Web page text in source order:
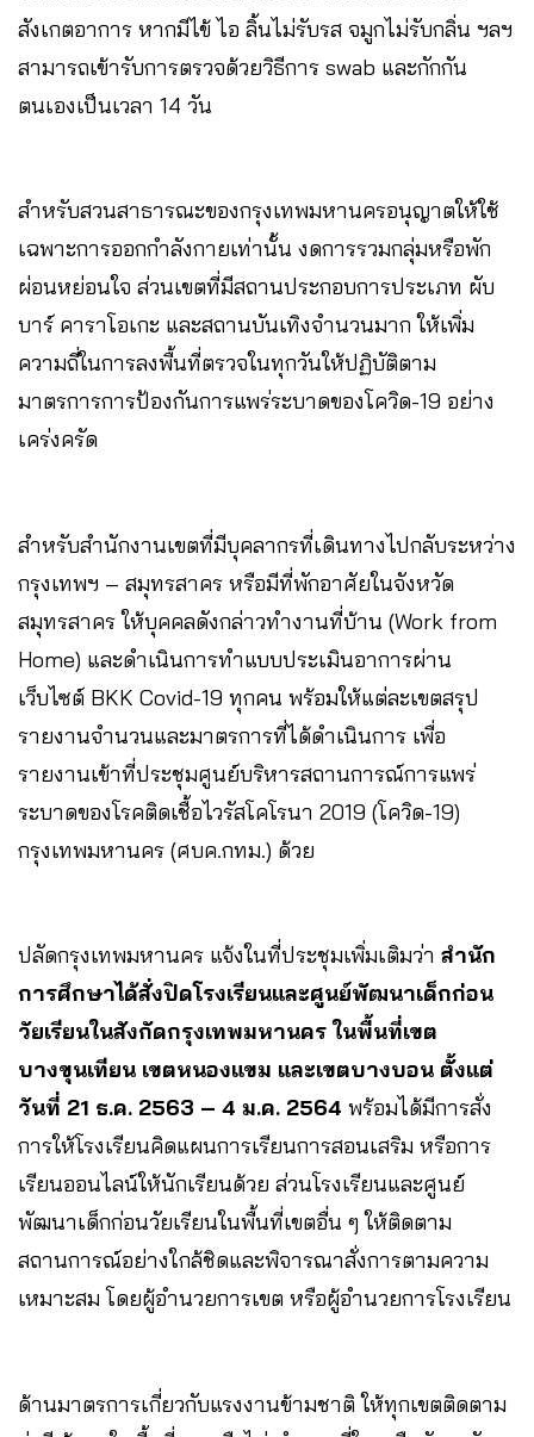
สังเกตอาการ หากมีไข้ ไอ ลิ้นไม่รับรส จมูกไม่รับกลิ่น ฯลฯ
สามารถเข้ารับการตรวจด้วยวิธีการ swab และกักกัน
ตนเองเป็นเวลา 14 วัน
สำหรับสวนสาธารณะของกรุงเทพมหานครอนุญาตให้ใช้
เฉพาะการออกกำลังกายเท่านั้น งดการรวมกลุ่มหรือพัก
ผ่อนหย่อนใจ ส่วนเขตที่มีสถานประกอบการประเภท ผับ
บาร์ คาราโอเกะ และสถานบันเทิงจำนวนมาก ให้เพิ่ม
ความถี่ในการลงพื้นที่ตรวจในทุกวันให้ปฏิบัติตาม
มาตรการการป้องกันการแพร่ระบาดของโควิด-19 อย่าง
เคร่งครัด
สำหรับสำนักงานเขตที่มีบุคลากรที่เดินทางไปกลับระหว่าง
กรุงเทพฯ – สมุทรสาคร หรือมีที่พักอาศัยในจังหวัด
สมุทรสาคร ให้บุคคลดังกล่าวทำงานที่บ้าน (Work from
Home) และดำเนินการทำแบบประเมินอาการผ่าน
เว็บไซต์ BKK Covid-19 ทุกคน พร้อมให้แต่ละเขตสรุป
รายงานจำนวนและมาตรการที่ได้ดำเนินการ เพื่อ
รายงานเข้าที่ประชุมศูนย์บริหารสถานการณ์การแพร่
ระบาดของโรคติดเชื้อไวรัสโคโรนา 2019 (โควิด-19)
กรุงเทพมหานคร (ศบค.กทม.) ด้วย
ปลัดกรุงเทพมหานคร แจ้งในที่ประชุมเพิ่มเติมว่า สำนัก
การศึกษาได้สั่งปิดโรงเรียนและศูนย์พัฒนาเด็กก่อน
วัยเรียนในสังกัดกรุงเทพมหานคร ในพื้นที่เขต
บางขุนเทียน เขตหนองแขม และเขตบางบอน ตั้งแต่
วันที่ 21 ธ.ค. 2563 – 4 ม.ค. 2564 พร้อมได้มีการสั่ง
การให้โรงเรียนคิดแผนการเรียนการสอนเสริม หรือการ
เรียนออนไลน์ให้นักเรียนด้วย ส่วนโรงเรียนและศูนย์
พัฒนาเด็กก่อนวัยเรียนในพื้นที่เขตอื่น ๆ ให้ติดตาม
สถานการณ์อย่างใกล้ชิดและพิจารณาสั่งการตามความ
เหมาะสม โดยผู้อำนวยการเขต หรือผู้อำนวยการโรงเรียน
ด้านมาตรการเกี่ยวกับแรงงานข้ามชาติ ให้ทุกเขตติดตาม